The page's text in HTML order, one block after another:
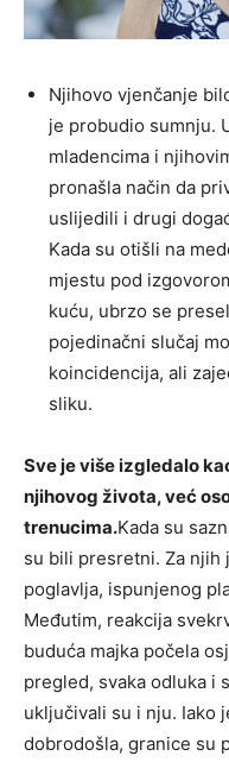
Njihovo vjenčanje
je probudio sumnju.
mladencima i
pronašla način da
uslijedili i drugi
Kada su otišli na
mjestu pod
kuću, ubrzo se
pojedinačni slučaj
koincidencija, ali
sliku.
Sve je više izgledalo
njihovog života, već
trenucima.Kada su
su bili presretni. Za njih
poglavlja, ispunjenog
Međutim, reakcija
buduća majka počela
pregled, svaka odluka i
uključivali su i nju. Iako
dobrodošla, granice su